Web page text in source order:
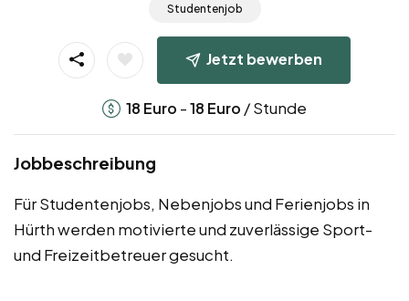
Studentenjob
Jetzt bewerben
18 Euro -18 Euro / Stunde
Jobbeschreibung
Für Studentenjobs, Nebenjobs und Ferienjobs in
Hürth werden motivierte und zuverlässige Sport-
und Freizeitbetreuer gesucht.